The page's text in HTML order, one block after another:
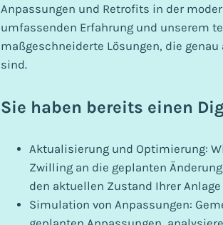
Anpassungen und Retrofits in der
umfassenden Erfahrung und unserem
maßgeschneiderte Lösungen, die
sind.
Sie haben bereits einen
Aktualisierung und Optimierung:
Zwilling an die geplanten
den aktuellen Zustand Ihrer
Simulation von Anpassungen: